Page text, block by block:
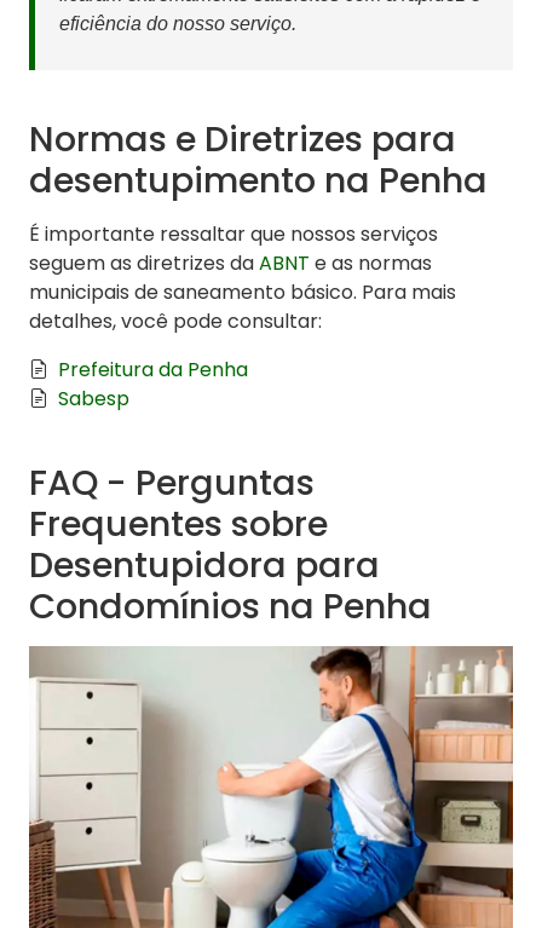
eficiência do nosso serviço.
Normas e Diretrizes para
desentupimento na Penha
É importante ressaltar que nossos serviços
seguem as diretrizes daABNT e as normas
municipais de saneamento básico. Para mais
detalhes, você pode consultar:
Prefeitura da Penha
Sabesp
FAQ - Perguntas
Frequentes sobre
Desentupidora para
Condomínios na Penha